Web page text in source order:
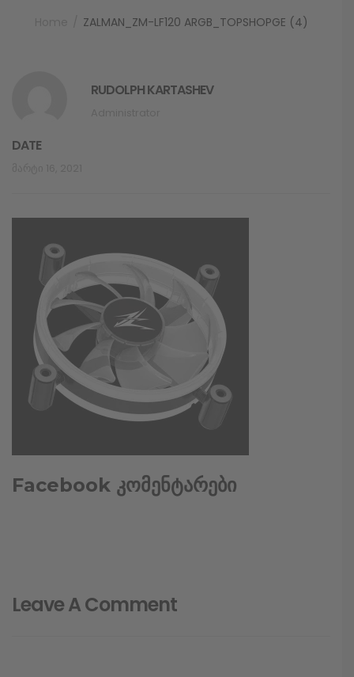
ZALMAN_ZM-LF120 ARGB_TOPSHOPGE (4)
RUDOLPH KARTASHEV
DATE
Facebook კომენტარები
Leave A Comment